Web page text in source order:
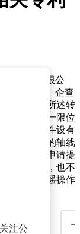
技股份有限公
利获授权。企查
子组件，所述转
件设有第一限位
所述限位件设有
件绕自身的轴线
抵接。本申请提
结构简单，也不
能够使得遥操作
臂的定制。
注公